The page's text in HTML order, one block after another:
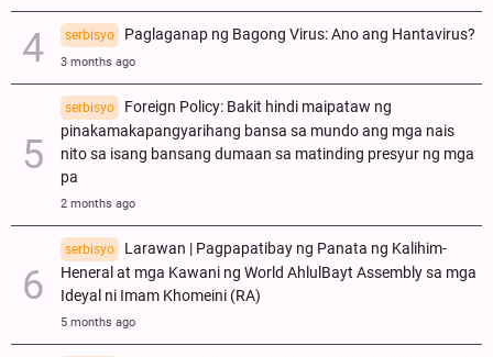
serbisyo Paglaganap ng Bagong Virus: Ano ang Hantavirus?
3 months ago
serbisyo
Foreign Policy: Bakit hindi maipataw ng
pinakamakapangyarihang bansa sa mundo ang mga nais
nito sa isang bansang dumaan sa matinding presyur ng mga
pa
2 months ago
serbisyo
Larawan | Pagpapatibay ng Panata ng Kalihim-
Heneral at mga Kawani ng World AhlulBayt Assembly sa mga
Ideyal ni Imam Khomeini (RA)
5 months ago